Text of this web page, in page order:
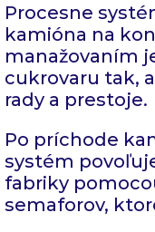
Procesne
kamióna na
manažovaním
cukrovaru tak,
rady a prestoje.
Po príchode
systém
fabriky
semaforov,